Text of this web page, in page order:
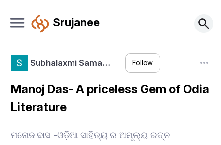
Srujanee
Subhalaxmi Sama… Follow
Manoj Das- A priceless Gem of Odia
Literature
ମନୋଜ ଦାସ -ଓଡ଼ିଆ ସାହିତ୍ୟ ର ଅମୂଲ୍ୟ ରତ୍ନ